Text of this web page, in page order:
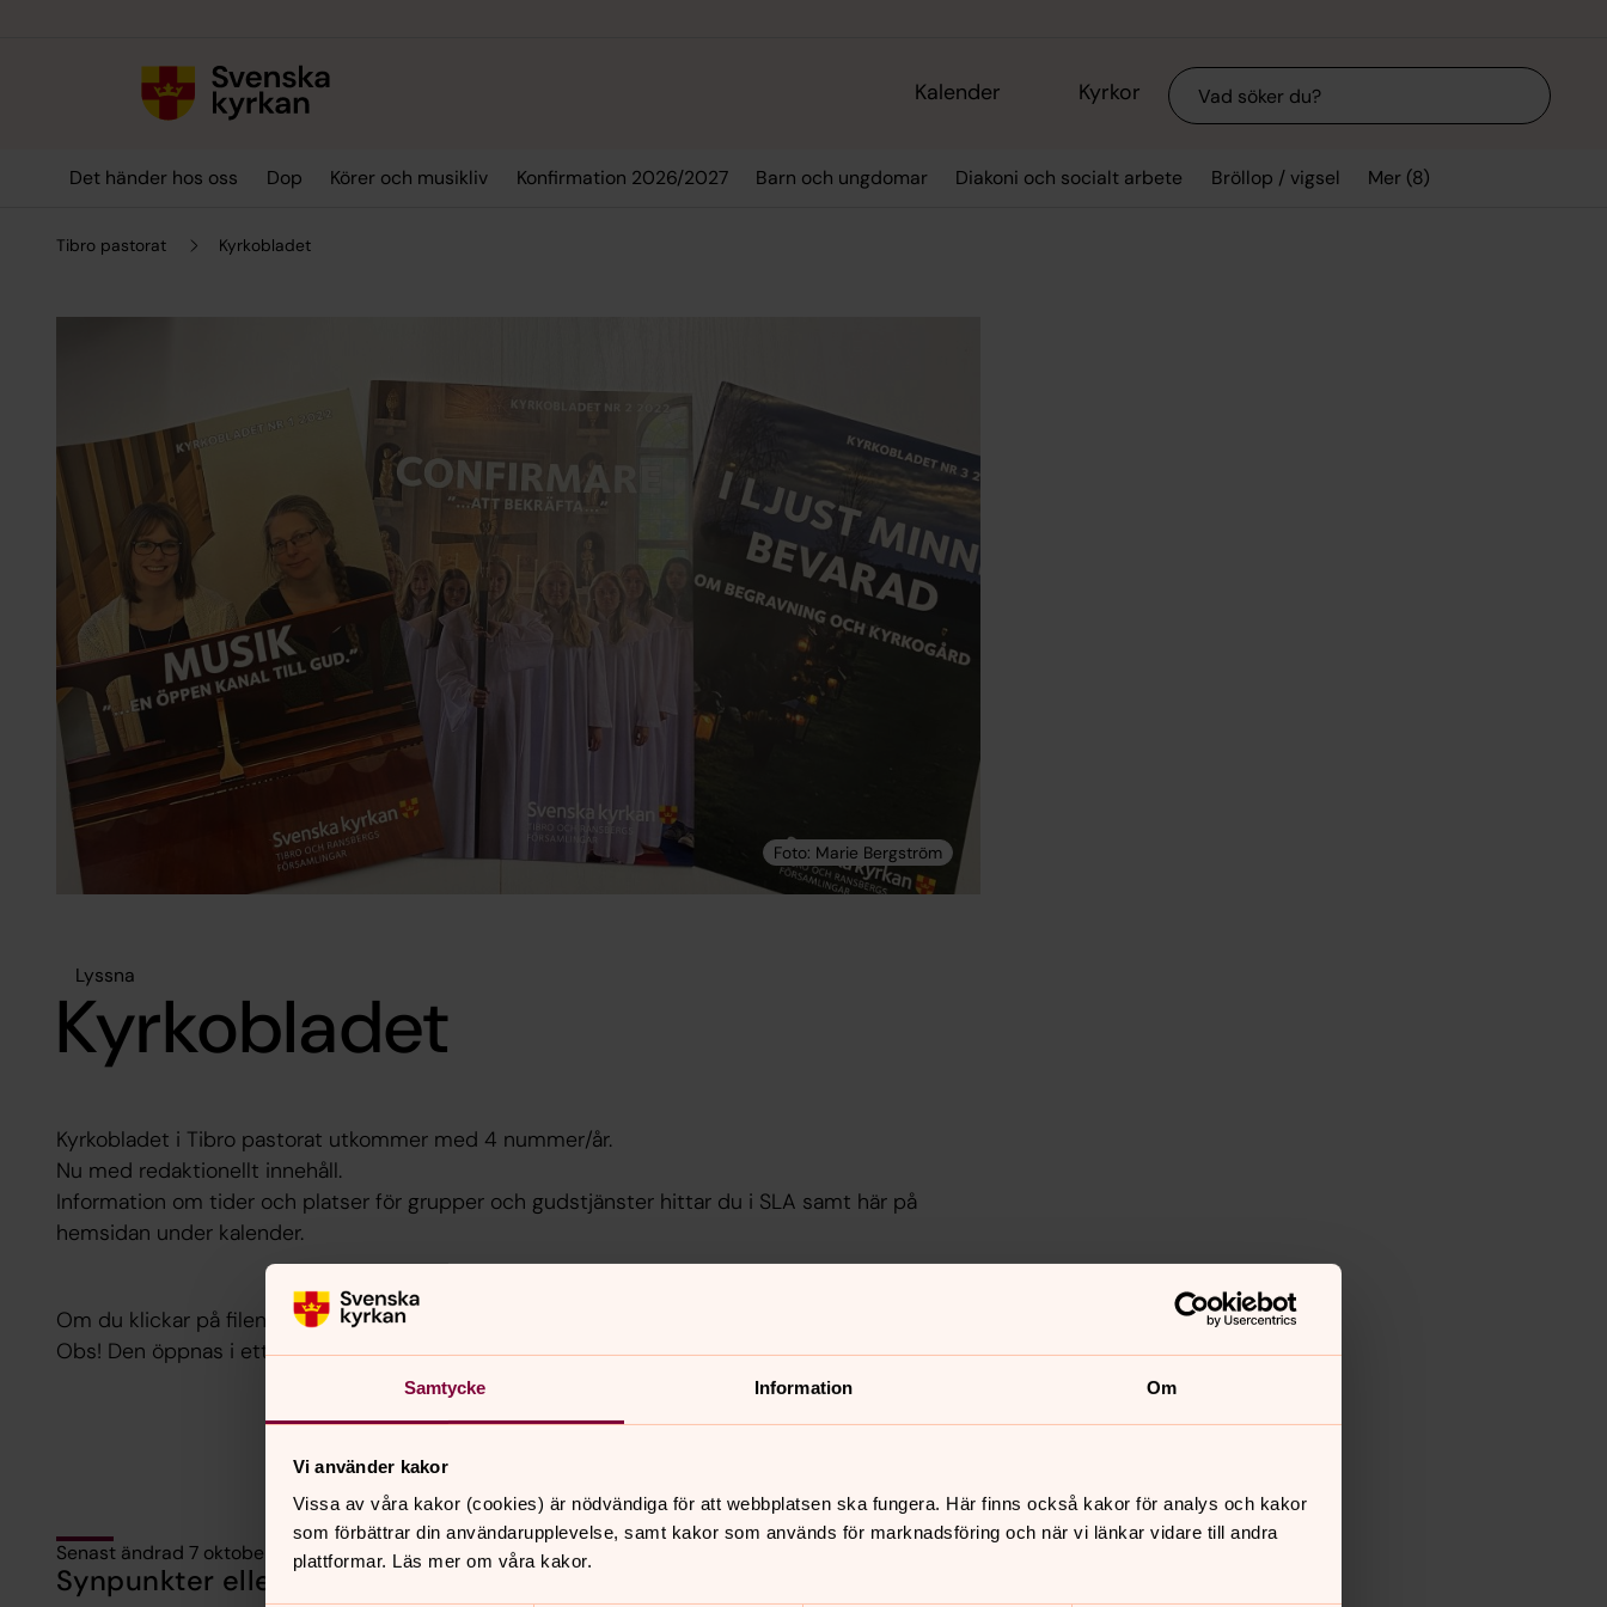
Samtycke Information Om
Vi använder kakor
Vissa av våra kakor (cookies) är nödvändiga för att webbplatsen ska fungera. Här finns också kakor för analys och kakor
som förbättrar din användarupplevelse, samt kakor som används för marknadsföring och när vi länkar vidare till andra
plattformar. Läs mer om våra kakor.
Kalender Kyrkor Sök
Det händer hos oss Dop Körer och musikliv Konfirmation 2026/2027 Barn och ungdomar Diakoni och socialt arbete Bröllop / vigsel Mer (8)
Tibro pastorat Kyrkobladet
Lyssna
Kyrkobladet
Kyrkobladet i Tibro pastorat utkommer med 4 nummer/år.
Nu med redaktionellt innehåll.
Information om tider och platser för grupper och gudstjänster hittar du i SLA samt här på
hemsidan under kalender.
Om du klickar på filen kan du läsa nuvarande kyrkoblad som pdf.
Obs! Den öppnas i ett nytt fönster
Senast ändrad 7 oktober 2022
Synpunkter eller frågor på sidans innehåll?